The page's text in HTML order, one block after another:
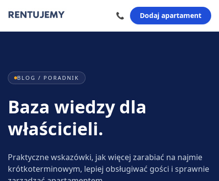
📞 Dodaj apartament
BLOG / PORADNIK
Baza wiedzy dla
właścicieli.
Praktyczne wskazówki, jak więcej zarabiać na najmie
krótkoterminowym, lepiej obsługiwać gości i sprawnie